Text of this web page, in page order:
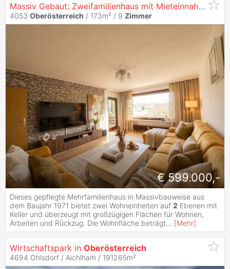
Massiv Gebaut: Zweifamilienhaus mit Mieteinnahmen, Pool, Garage, Carport & Großem Garten in Haid
4053 Oberösterreich / 173m² / 9 Zimmer
€ 599.000,-
Dieses gepflegte Mehrfamilienhaus in Massivbauweise aus
dem Baujahr 1971 bietet zwei Wohneinheiten auf 2 Ebenen mit
Keller und überzeugt mit großzügigen Flächen für Wohnen,
Arbeiten und Rückzug. Die Wohnfläche beträgt... [Mehr]
Wirtschaftspark in Oberösterreich
4694 Ohlsdorf / Aichlham / 191265m²